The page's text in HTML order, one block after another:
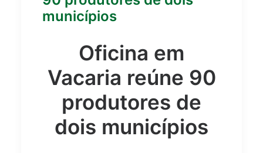
municípios
Oficina em
Vacaria reúne 90
produtores de
dois municípios